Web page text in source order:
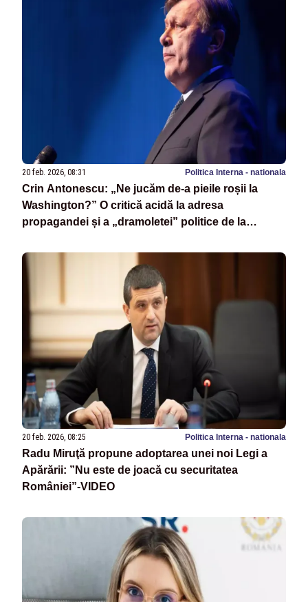
20 feb. 2026, 08:31 Politica Interna - nationala
Crin Antonescu: „Ne jucăm de-a pieile roșii la
Washington?” O critică acidă la adresa
propagandei și a „dramoletei” politice de la
20 feb. 2026, 08:25 Politica Interna - nationala
Radu Miruţă propune adoptarea unei noi Legi a
Apărării: ”Nu este de joacă cu securitatea
României”-VIDEO